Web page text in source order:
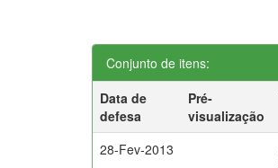
Conjunto de itens:
Data de
defesa
Pré-
visualização
28-Fev-2013